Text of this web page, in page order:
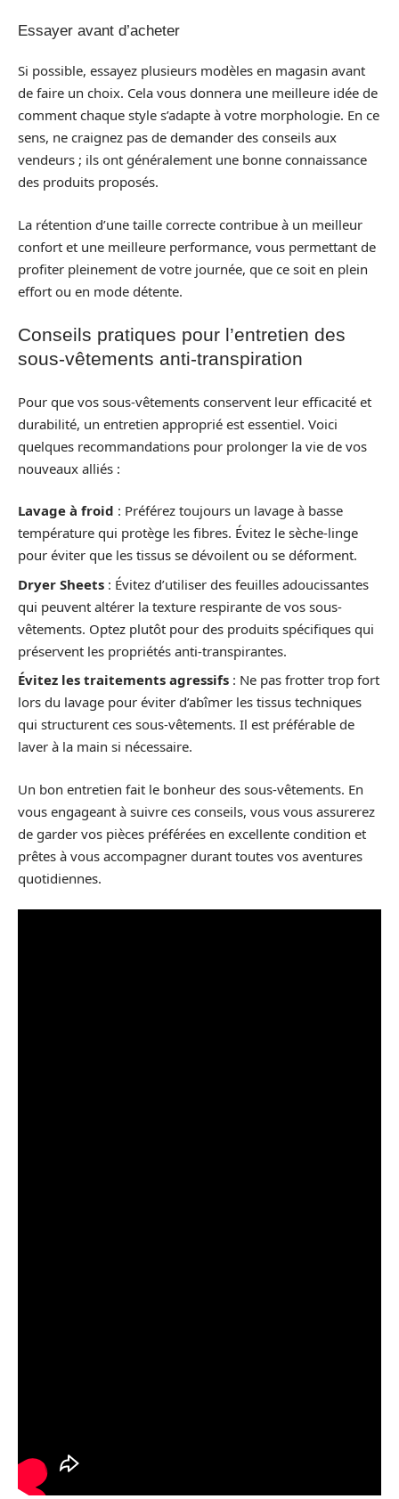
Essayer avant d’acheter
Si possible, essayez plusieurs modèles en magasin avant
de faire un choix. Cela vous donnera une meilleure idée de
comment chaque style s’adapte à votre morphologie. En ce
sens, ne craignez pas de demander des conseils aux
vendeurs ; ils ont généralement une bonne connaissance
des produits proposés.
La rétention d’une taille correcte contribue à un meilleur
confort et une meilleure performance, vous permettant de
profiter pleinement de votre journée, que ce soit en plein
effort ou en mode détente.
Conseils pratiques pour l’entretien des
sous-vêtements anti-transpiration
Pour que vos sous-vêtements conservent leur efficacité et
durabilité, un entretien approprié est essentiel. Voici
quelques recommandations pour prolonger la vie de vos
nouveaux alliés :
Lavage à froid : Préférez toujours un lavage à basse
température qui protège les fibres. Évitez le sèche-linge
pour éviter que les tissus se dévoilent ou se déforment.
Dryer Sheets : Évitez d’utiliser des feuilles adoucissantes
qui peuvent altérer la texture respirante de vos sous-
vêtements. Optez plutôt pour des produits spécifiques qui
préservent les propriétés anti-transpirantes.
Évitez les traitements agressifs : Ne pas frotter trop fort
lors du lavage pour éviter d’abîmer les tissus techniques
qui structurent ces sous-vêtements. Il est préférable de
laver à la main si nécessaire.
Un bon entretien fait le bonheur des sous-vêtements. En
vous engageant à suivre ces conseils, vous vous assurerez
de garder vos pièces préférées en excellente condition et
prêtes à vous accompagner durant toutes vos aventures
quotidiennes.